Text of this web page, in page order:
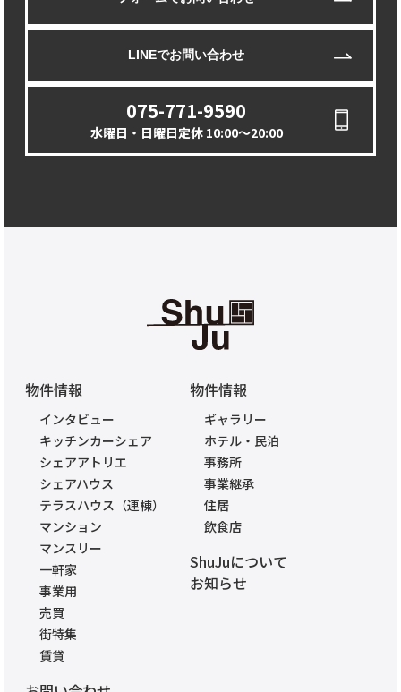
LINEでお問い合わせ
075-771-9590
水曜日・日曜日定休 10:00〜20:00
物件情報
インタビュー
キッチンカーシェア
シェアアトリエ
シェアハウス
テラスハウス（連棟）
マンション
マンスリー
一軒家
事業用
売買
街特集
賃貸
物件情報
ギャラリー
ホテル・民泊
事務所
事業継承
住居
飲食店
ShuJuについて
お知らせ